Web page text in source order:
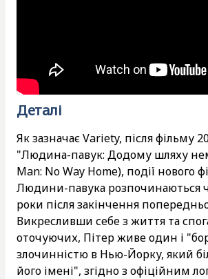
Деталі
Як зазначає Variety, після фільму
"Людина-павук: Додому шляху
Man: No Way Home), події нового
Людини-павука розпочинаються
роки після закінчення
Викресливши себе з життя та
оточуючих, Пітер живе один і
злочинністю в Нью-Йорку, який
його імені", згідно з офіційним